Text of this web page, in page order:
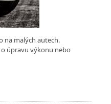
na malých autech.
o úpravu výkonu nebo